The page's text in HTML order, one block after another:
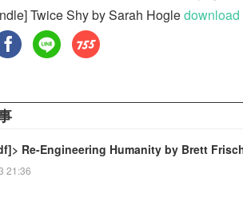
Twice Shy by Sarah Hogle
Re-Engineering Humanity by Brett
21:36